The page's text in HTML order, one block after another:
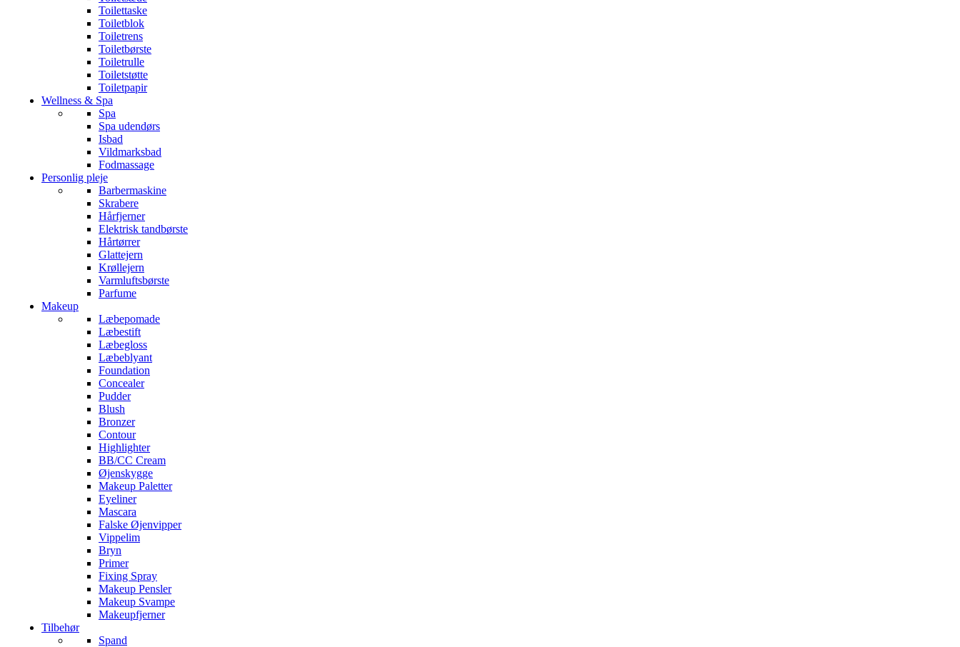
Toilettaske
Toiletblok
Toiletrens
Toiletbørste
Toiletrulle
Toiletstøtte
Toiletpapir
Wellness & Spa
Spa
Spa udendørs
Isbad
Vildmarksbad
Fodmassage
Personlig pleje
Barbermaskine
Skrabere
Hårfjerner
Elektrisk tandbørste
Hårtørrer
Glattejern
Krøllejern
Varmluftsbørste
Parfume
Makeup
Læbepomade
Læbestift
Læbegloss
Læbeblyant
Foundation
Concealer
Pudder
Blush
Bronzer
Contour
Highlighter
BB/CC Cream
Øjenskygge
Makeup Paletter
Eyeliner
Mascara
Falske Øjenvipper
Vippelim
Bryn
Primer
Fixing Spray
Makeup Pensler
Makeup Svampe
Makeupfjerner
Tilbehør
Spand